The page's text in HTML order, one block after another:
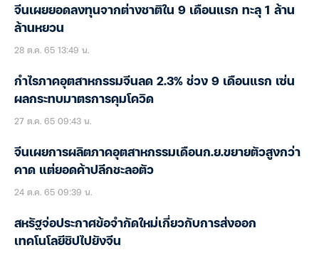
จีนเผยยอดลงทุนจากต่างชาติใน 9 เดือนแรก ทะลุ 1 ล้าน
ล้านหยวน
28 ต.ค. 65 13:49 น.
กำไรภาคอุตสาหกรรมจีนลด 2.3% ช่วง 9 เดือนแรก เซ่น
ผลกระทบมาตรการคุมโควิด
27 ต.ค. 65 09:43 น.
จีนเผยการผลิตภาคอุตสาหกรรมเดือนก.ย.ขยายตัวสูงกว่า
คาด แต่ยอดค้าปลีกชะลอตัว
24 ต.ค. 65 09:39 น.
สหรัฐจ่อประกาศข้อจำกัดใหม่เกี่ยวกับการส่งออก
เทคโนโลยีชิปไปยังจีน